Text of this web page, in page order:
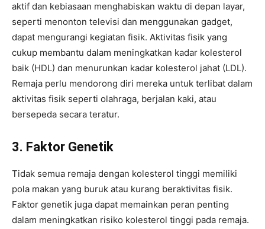
aktif dan kebiasaan menghabiskan waktu di depan layar,
seperti menonton televisi dan menggunakan gadget,
dapat mengurangi kegiatan fisik. Aktivitas fisik yang
cukup membantu dalam meningkatkan kadar kolesterol
baik (HDL) dan menurunkan kadar kolesterol jahat (LDL).
Remaja perlu mendorong diri mereka untuk terlibat dalam
aktivitas fisik seperti olahraga, berjalan kaki, atau
bersepeda secara teratur.
3. Faktor Genetik
Tidak semua remaja dengan kolesterol tinggi memiliki
pola makan yang buruk atau kurang beraktivitas fisik.
Faktor genetik juga dapat memainkan peran penting
dalam meningkatkan risiko kolesterol tinggi pada remaja.